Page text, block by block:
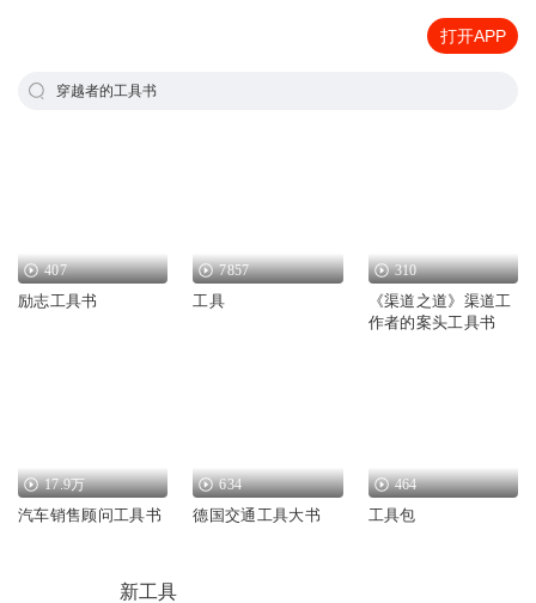
打开APP
穿越者的工具书
407
励志工具书
7857
工具
310
《渠道之道》渠道工
作者的案头工具书
17.9万
汽车销售顾问工具书
634
德国交通工具大书
464
工具包
新工具